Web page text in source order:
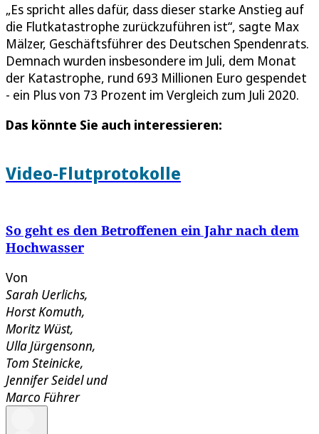
„Es spricht alles dafür, dass dieser starke Anstieg auf
die Flutkatastrophe zurückzuführen ist“, sagte Max
Mälzer, Geschäftsführer des Deutschen Spendenrats.
Demnach wurden insbesondere im Juli, dem Monat
der Katastrophe, rund 693 Millionen Euro gespendet
- ein Plus von 73 Prozent im Vergleich zum Juli 2020.
Das könnte Sie auch interessieren:
Video-Flutprotokolle
So geht es den Betroffenen ein Jahr nach dem
Hochwasser
Von
Sarah Uerlichs,
Horst Komuth,
Moritz Wüst,
Ulla Jürgensonn,
Tom Steinicke,
Jennifer Seidelund
Marco Führer